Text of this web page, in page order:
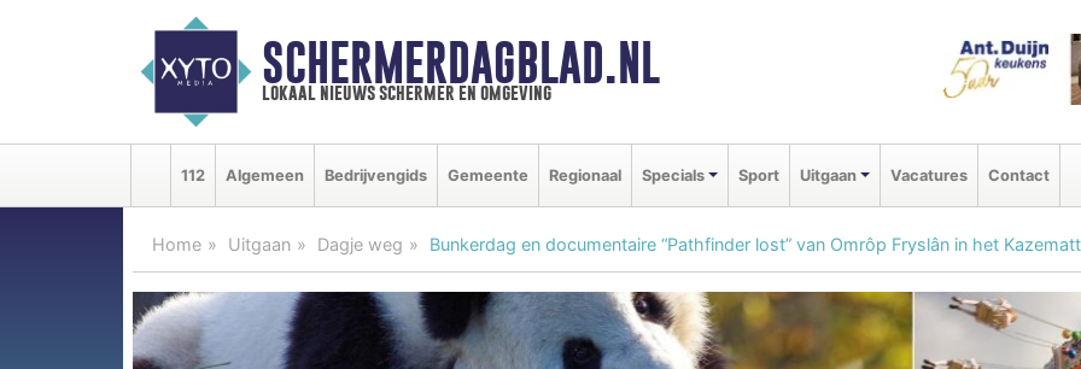
SCHERMERDAGBLAD.NL
lokaal nieuws schermer en omgeving
112 Algemeen Bedrijvengids Gemeente Regionaal Specials Sport Uitgaan Vacatures Contact
Home Uitgaan Dagje weg Bunkerdag en documentaire “Pathfinder lost” van Omrôp Fryslân in het